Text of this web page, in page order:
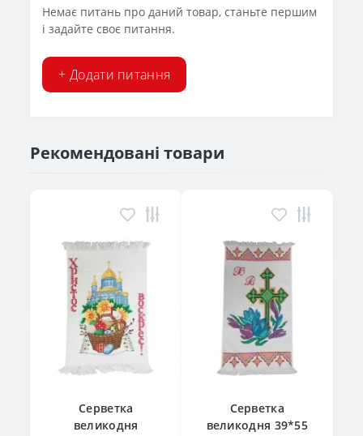
Немає питань про даний товар, станьте першим
і задайте своє питання.
+ Додати питання
Рекомендовані товари
Серветка
великодня
Серветка
великодня 39*55